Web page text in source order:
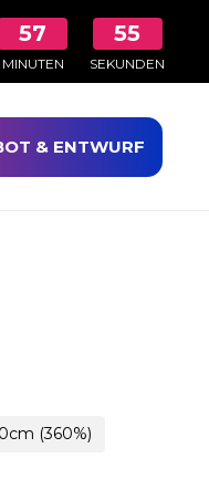
57
MINUTEN
55
SEKUNDEN
& ENTWURF
(360%)